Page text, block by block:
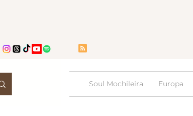
Soul Mochileira Europa